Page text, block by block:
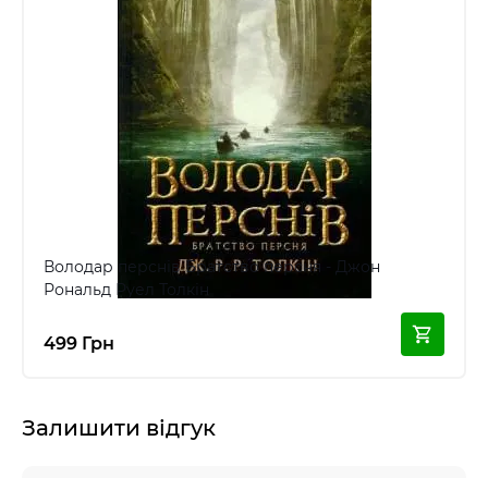
Володар перснів Братство персня - Джон
Рональд Руел Толкін
499 Грн
Залишити відгук